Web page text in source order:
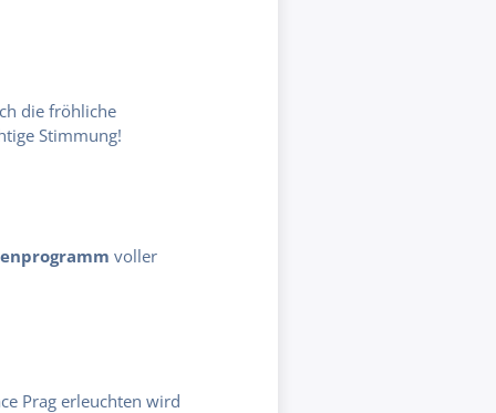
die fröhliche
Stimmung!
voller
Prag erleuchten wird